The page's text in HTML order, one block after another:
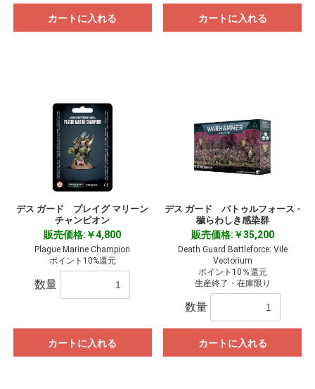
カートに入れる カートに入れる
デス ガード プレイグ マリーン
チャンピオン
販売価格:￥4,800
Plague Marine Champion
ポイント10%還元
数量
カートに入れる
デス ガード バトゥルフォース -
穢らわしき感染群
販売価格:￥35,200
Death Guard Battleforce: Vile
Vectorium
ポイント10％還元
生産終了・在庫限り
数量
カートに入れる